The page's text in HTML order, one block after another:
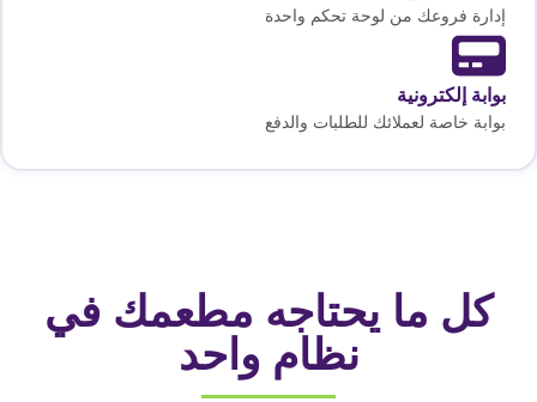
إدارة فروعك من لوحة تحكم واحدة
بوابة إلكترونية
بوابة خاصة لعملائك للطلبات والدفع
كل ما يحتاجه مطعمك في
نظام واحد